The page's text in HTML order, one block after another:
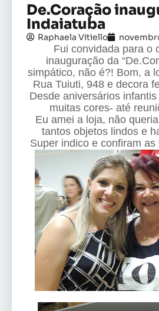
De.Coração
Indaiatuba
Raphaela Vitiello
Fui convidada para o
inauguração da
simpático, não é?! Bom, a
Rua Tuiuti, 948 e decora
Desde aniversários
muitas cores- até
Eu amei a loja, não
tantos objetos lindos e
Super indico e confiram